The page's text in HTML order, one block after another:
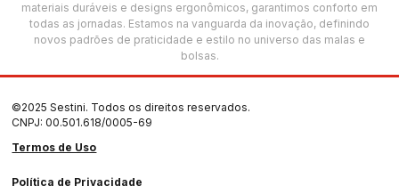
materiais duráveis e designs ergonômicos, garantimos conforto em
todas as jornadas. Estamos na vanguarda da inovação, definindo
novos padrões de praticidade e estilo no universo das malas e
bolsas.
©2025 Sestini. Todos os direitos reservados.
CNPJ: 00.501.618/0005-69
Termos de Uso
Política de Privacidade